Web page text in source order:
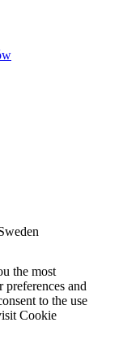
the most
and
to the use
Cookie